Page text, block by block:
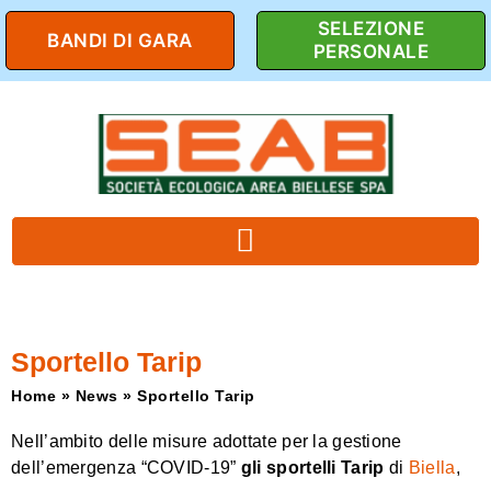
BANDI DI GARA
SELEZIONE
PERSONALE
Sportello Tarip
Home » News » Sportello Tarip
Nell’ambito delle misure adottate per la gestione
dell’emergenza “COVID-19” gli sportelli Tarip di Biella,